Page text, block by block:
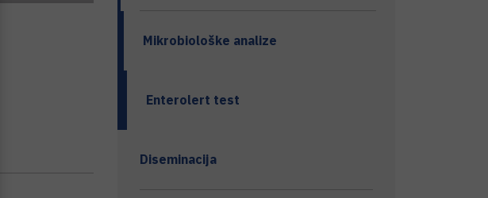
Mikrobiološke analize
Enterolert test
Diseminacija